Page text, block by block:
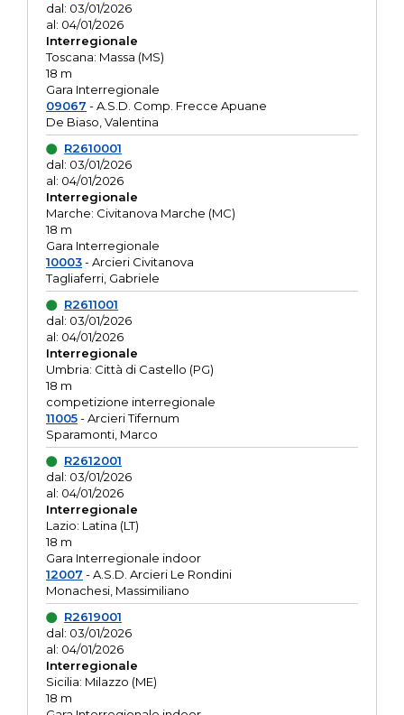
dal: 03/01/2026
al: 04/01/2026
Interregionale
Toscana: Massa (MS)
18 m
Gara Interregionale
09067 - A.S.D. Comp. Frecce Apuane
De Biaso, Valentina
R2610001
dal: 03/01/2026
al: 04/01/2026
Interregionale
Marche: Civitanova Marche (MC)
18 m
Gara Interregionale
10003- Arcieri Civitanova
Tagliaferri, Gabriele
R2611001
dal: 03/01/2026
al: 04/01/2026
Interregionale
Umbria: Città di Castello (PG)
18 m
competizione interregionale
11005- Arcieri Tifernum
Sparamonti, Marco
R2612001
dal: 03/01/2026
al: 04/01/2026
Interregionale
Lazio: Latina (LT)
18 m
Gara Interregionale indoor
12007 - A.S.D. Arcieri Le Rondini
Monachesi, Massimiliano
R2619001
dal: 03/01/2026
al: 04/01/2026
Interregionale
Sicilia: Milazzo (ME)
18 m